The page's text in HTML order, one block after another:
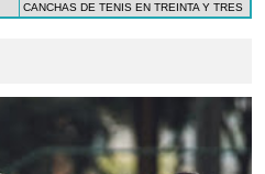
CANCHAS DE TENIS EN TREINTA Y TRES